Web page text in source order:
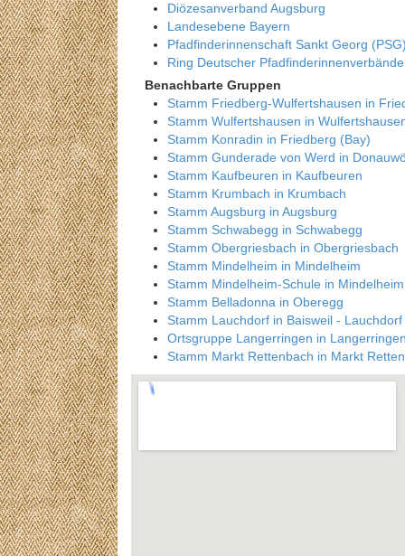
Diözesanverband Augsburg
Landesebene Bayern
Pfadfinderinnenschaft Sankt Georg
Ring Deutscher
Benachbarte Gruppen
Stamm Friedberg-Wulfertshausen in
Stamm Wulfertshausen in
Stamm Konradin in Friedberg (Bay)
Stamm Gunderade von Werd in
Stamm Kaufbeuren in Kaufbeuren
Stamm Krumbach in Krumbach
Stamm Augsburg in Augsburg
Stamm Schwabegg in Schwabegg
Stamm Obergriesbach in Obergriesbach
Stamm Mindelheim in Mindelheim
Stamm Mindelheim-Schule in Mindelheim
Stamm Belladonna in Oberegg
Stamm Lauchdorf in Baisweil - Lauchdorf
Ortsgruppe Langerringen in
Stamm Markt Rettenbach in Markt